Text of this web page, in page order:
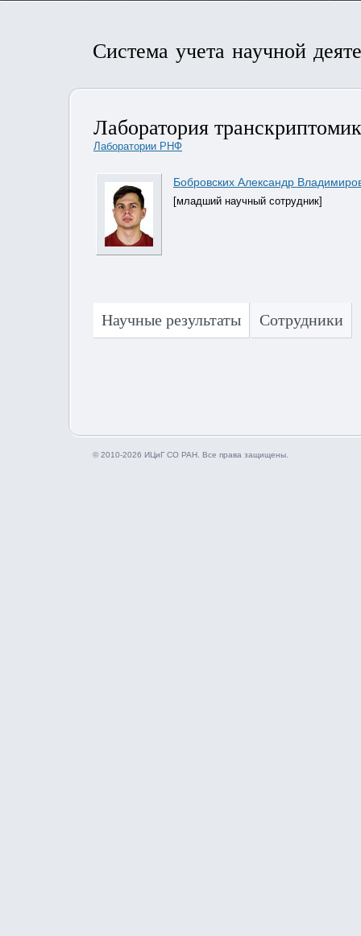
Система учета научной
Лаборатория
Лаборатории РНФ
Бобровских Александр
[младший научный сотрудник]
Научные результаты Сотрудники
© 2010-2026 ИЦиГ СО РАН. Все права защищены.